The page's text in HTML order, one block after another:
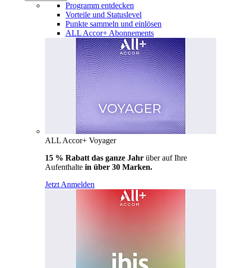
Programm entdecken
Vorteile und Statuslevel
Punkte sammeln und einlösen
ALL Accor+ Abonnements
ALL Accor+ Voyager
15 % Rabatt das ganze Jahr über auf Ihre
Aufenthalte in über 30 Marken.
Jetzt Anmelden